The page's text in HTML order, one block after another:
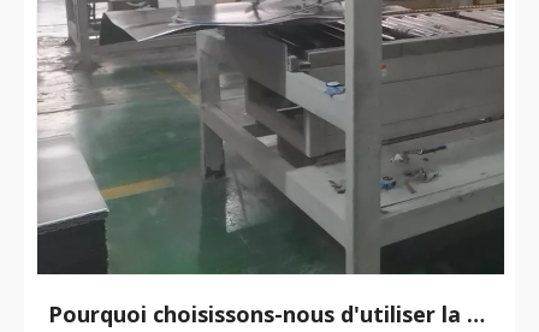
Pourquoi choisissons-nous d'utiliser la machine de production Lvt Floor?